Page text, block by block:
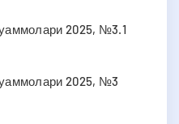
2025, №3.1
2025, №3